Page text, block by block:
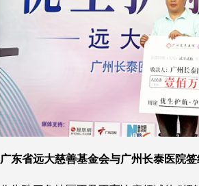
广东省远大慈善基金会与广州长泰医院